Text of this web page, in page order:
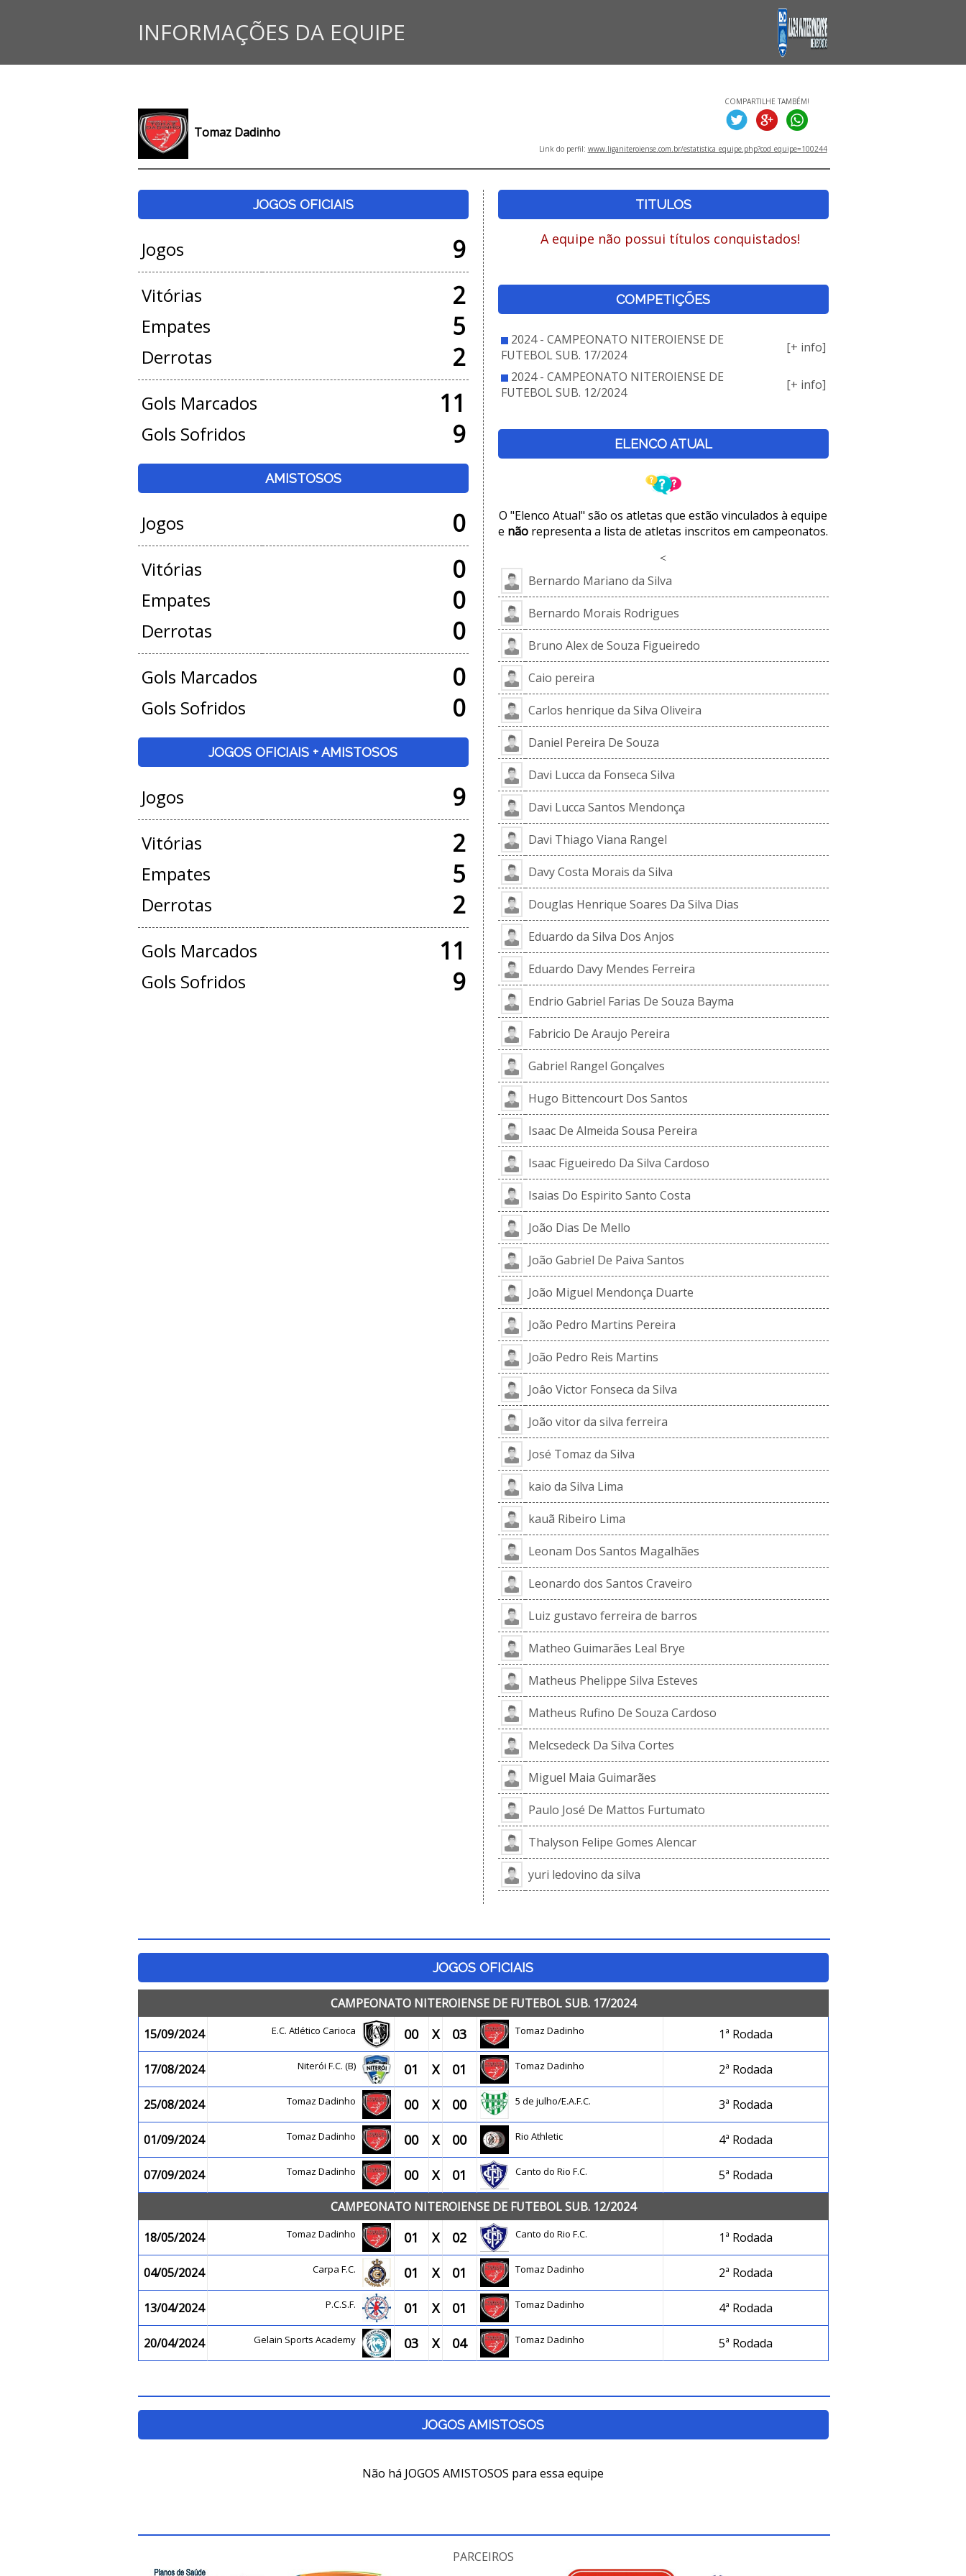
INFORMAÇÕES DA EQUIPE
Tomaz Dadinho
COMPARTILHE TAMBÉM!
Link do perfil: www.liganiteroiense.com.br/estatistica_equipe.php?cod_equipe=100244
JOGOS OFICIAIS
Jogos 9
Vitórias 2
Empates 5
Derrotas 2
Gols Marcados 11
Gols Sofridos 9
AMISTOSOS
Jogos 0
Vitórias 0
Empates 0
Derrotas 0
Gols Marcados 0
Gols Sofridos 0
JOGOS OFICIAIS + AMISTOSOS
Jogos 9
Vitórias 2
Empates 5
Derrotas 2
Gols Marcados 11
Gols Sofridos 9
TITULOS
A equipe não possui títulos conquistados!
COMPETIÇÕES
2024 - CAMPEONATO NITEROIENSE DE
FUTEBOL SUB. 17/2024
[+ info]
2024 - CAMPEONATO NITEROIENSE DE
FUTEBOL SUB. 12/2024
[+ info]
ELENCO ATUAL
O "Elenco Atual" são os atletas que estão vinculados à equipe
e não representa a lista de atletas inscritos em campeonatos.
<
Bernardo Mariano da Silva
Bernardo Morais Rodrigues
Bruno Alex de Souza Figueiredo
Caio pereira
Carlos henrique da Silva Oliveira
Daniel Pereira De Souza
Davi Lucca da Fonseca Silva
Davi Lucca Santos Mendonça
Davi Thiago Viana Rangel
Davy Costa Morais da Silva
Douglas Henrique Soares Da Silva Dias
Eduardo da Silva Dos Anjos
Eduardo Davy Mendes Ferreira
Endrio Gabriel Farias De Souza Bayma
Fabricio De Araujo Pereira
Gabriel Rangel Gonçalves
Hugo Bittencourt Dos Santos
Isaac De Almeida Sousa Pereira
Isaac Figueiredo Da Silva Cardoso
Isaias Do Espirito Santo Costa
João Dias De Mello
João Gabriel De Paiva Santos
João Miguel Mendonça Duarte
João Pedro Martins Pereira
João Pedro Reis Martins
Joâo Victor Fonseca da Silva
João vitor da silva ferreira
José Tomaz da Silva
kaio da Silva Lima
kauã Ribeiro Lima
Leonam Dos Santos Magalhães
Leonardo dos Santos Craveiro
Luiz gustavo ferreira de barros
Matheo Guimarães Leal Brye
Matheus Phelippe Silva Esteves
Matheus Rufino De Souza Cardoso
Melcsedeck Da Silva Cortes
Miguel Maia Guimarães
Paulo José De Mattos Furtumato
Thalyson Felipe Gomes Alencar
yuri ledovino da silva
JOGOS OFICIAIS
CAMPEONATO NITEROIENSE DE FUTEBOL SUB. 17/2024
15/09/2024
E.C. Atlético Carioca 00 X 03 Tomaz Dadinho 1ª Rodada
17/08/2024 Niterói F.C. (B) 01 X 01 Tomaz Dadinho 2ª Rodada
25/08/2024 Tomaz Dadinho 00 X 00 5 de julho/E.A.F.C. 3ª Rodada
01/09/2024 Tomaz Dadinho 00 X 00 Rio Athletic 4ª Rodada
07/09/2024 Tomaz Dadinho 00 X 01 Canto do Rio F.C.
5ª Rodada
CAMPEONATO NITEROIENSE DE FUTEBOL SUB. 12/2024
18/05/2024
Tomaz Dadinho 01 X 02 Canto do Rio F.C. 1ª Rodada
04/05/2024 Carpa F.C. 01 X 01 Tomaz Dadinho 2ª Rodada
13/04/2024 P.C.S.F. 01 X 01 Tomaz Dadinho 4ª Rodada
20/04/2024 Gelain Sports Academy 03 X 04 Tomaz Dadinho 5ª Rodada
JOGOS AMISTOSOS
Não há JOGOS AMISTOSOS para essa equipe
PARCEIROS